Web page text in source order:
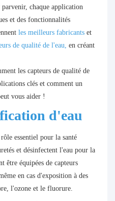
chaque application
et des fonctionnalités
les meilleurs fabricants et
de qualité de l'eau, en créant
les capteurs de qualité de
clés et comment un
vous aider !
d'eau
essentiel pour la santé
et désinfectent l'eau pour la
être équipées de capteurs
en cas d'exposition à des
l'ozone et le fluorure.